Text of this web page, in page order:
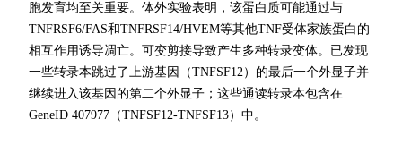
胞发育均至关重要。体外实验表明，该蛋白质可能通过与
TNFRSF6/FAS和TNFRSF14/HVEM等其他TNF受体家族蛋白的
相互作用诱导凋亡。可变剪接导致产生多种转录变体。已发现
一些转录本跳过了上游基因（TNFSF12）的最后一个外显子并
继续进入该基因的第二个外显子；这些通读转录本包含在
GeneID 407977（TNFSF12-TNFSF13）中。